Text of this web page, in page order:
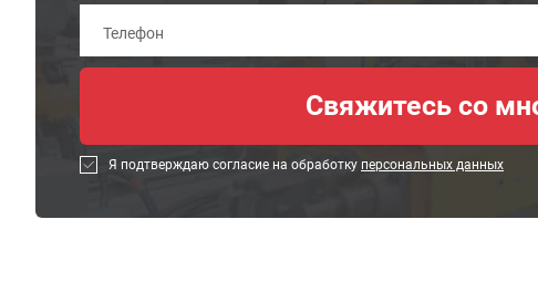
Я подтверждаю согласие на обработку персональных данных